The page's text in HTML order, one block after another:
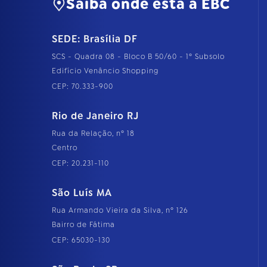
Saiba onde está a EBC
SEDE: Brasília DF
SCS - Quadra 08 - Bloco B 50/60 - 1º Subsolo
Edifício Venâncio Shopping
CEP: 70.333-900
Rio de Janeiro RJ
Rua da Relação, nº 18
Centro
CEP: 20.231-110
São Luís MA
Rua Armando Vieira da Silva, nº 126
Bairro de Fátima
CEP: 65030-130